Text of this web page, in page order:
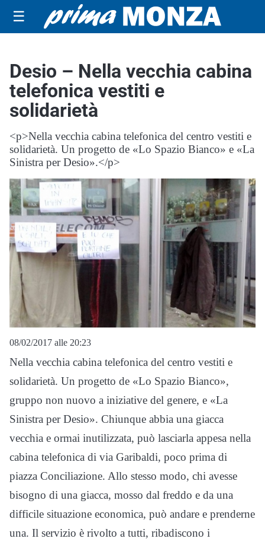
☰
Desio – Nella vecchia cabina
telefonica vestiti e
solidarietà
<p>Nella vecchia cabina telefonica del centro vestiti e
solidarietà. Un progetto de «Lo Spazio Bianco» e «La
Sinistra per Desio».</p>
08/02/2017 alle 20:23
Nella vecchia cabina telefonica del centro vestiti e
solidarietà. Un progetto de «Lo Spazio Bianco»,
gruppo non nuovo a iniziative del genere, e «La
Sinistra per Desio». Chiunque abbia una giacca
vecchia e ormai inutilizzata, può lasciarla appesa nella
cabina telefonica di via Garibaldi, poco prima di
piazza Conciliazione. Allo stesso modo, chi avesse
bisogno di una giacca, mosso dal freddo e da una
difficile situazione economica, può andare e prenderne
una. Il servizio è rivolto a tutti, ribadiscono i